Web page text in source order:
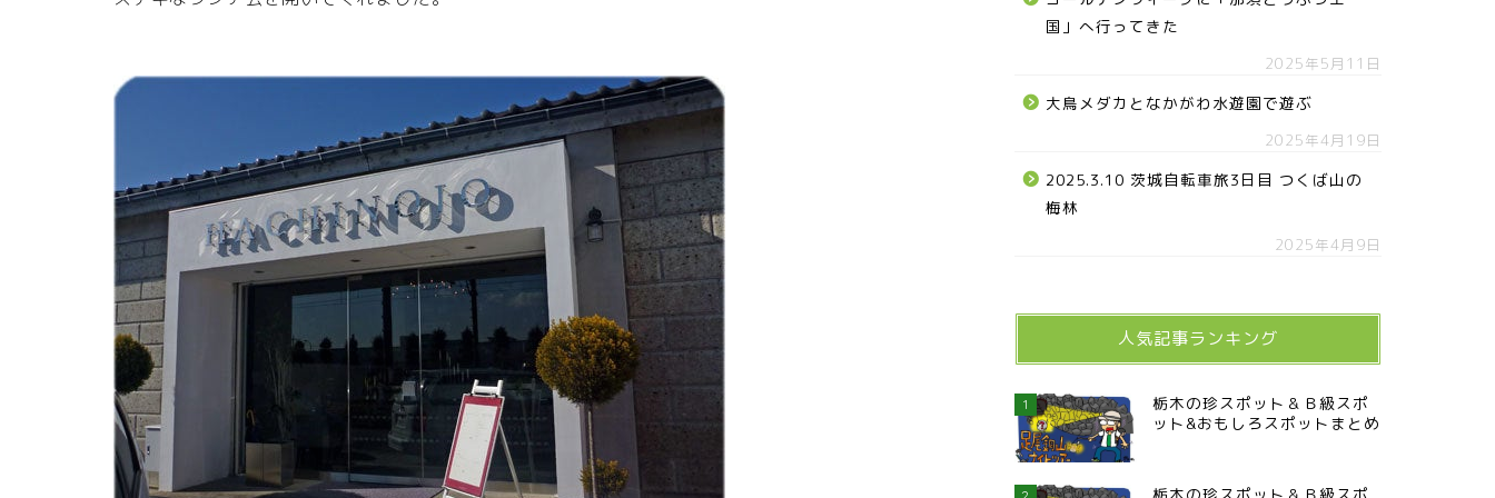
国」へ行ってきた
2025年5月11日
大鳥メダカとなかがわ水遊園で遊ぶ
2025年4月19日
2025.3.10 茨城自転車旅3日目 つくば山の
梅林
2025年4月9日
人気記事ランキング
1
栃木の珍スポット＆Ｂ級スポ
ット&おもしろスポットまとめ